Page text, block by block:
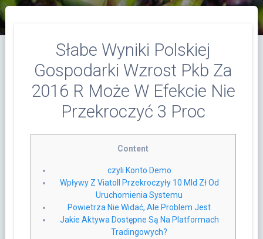
Słabe Wyniki Polskiej
Gospodarki Wzrost Pkb Za
2016 R Może W Efekcie Nie
Przekroczyć 3 Proc
Content
czyli Konto Demo
Wpływy Z Viatoll Przekroczyły 10 Mld Zł Od
Uruchomienia Systemu
Powietrza Nie Widać, Ale Problem Jest
Jakie Aktywa Dostępne Są Na Platformach
Tradingowych?